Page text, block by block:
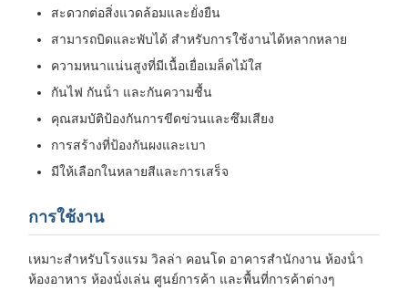
สะดวกต่อสิ่งแวดล้อมและยั่งยืน
สามารถบิดและพับได้ สําหรับการใช้งานได้หลากหลาย
ความหนาแน่นสูงที่มีเนื้อเยื่อเมล็ดไม้ใส
กันไฟ กันน้ํา และกันความชื้น
คุณสมบัติป้องกันการขีดข่วนและซึมเสียง
การสร้างที่ป้องกันผงและเบา
มีให้เลือกในหลายสีและการเสร็จ
การใช้งาน
เหมาะสําหรับโรงแรม วิลล่า คอนโด อาคารสํานักงาน ห้องน้ํา
ห้องอาหาร ห้องนั่งเล่น ศูนย์การค้า และพื้นที่การค้าต่างๆ